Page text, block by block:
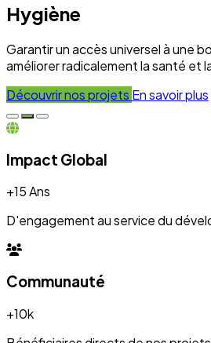
+10k
Bénéficiaires directs de nos
Engagement
Transparence et dévouement pour
Expertise
Experts mobilisés pour le
Nos Réalisations